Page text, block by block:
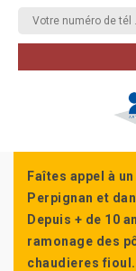
Faîtes appel à
Perpignan et
Depuis + de 10
ramonage des
chaudieres